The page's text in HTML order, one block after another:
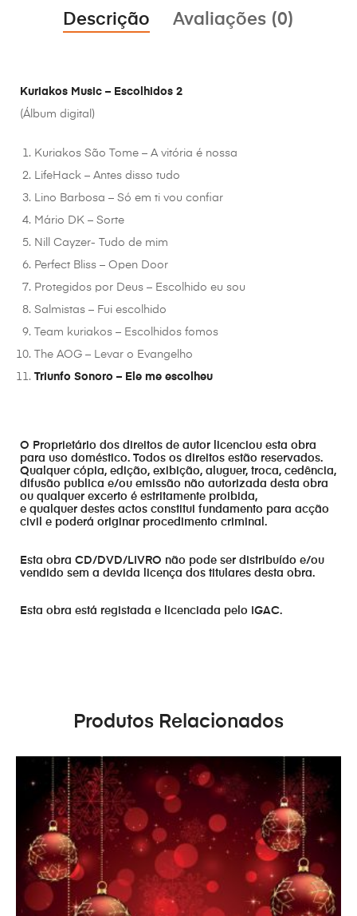
Descrição Avaliações (0)
Kuriakos Music – Escolhidos 2
(Álbum digital)
Kuriakos São Tome – A vitória é nossa
LifeHack – Antes disso tudo
Lino Barbosa – Só em ti vou confiar
Mário DK – Sorte
Nill Cayzer- Tudo de mim
Perfect Bliss – Open Door
Protegidos por Deus – Escolhido eu sou
Salmistas – Fui escolhido
Team kuriakos – Escolhidos fomos
The AOG – Levar o Evangelho
Triunfo Sonoro – Ele me escolheu
O Proprietário dos direitos de autor licenciou esta obra
para uso doméstico. Todos os direitos estão reservados.
Qualquer cópia, edição, exibição, aluguer, troca, cedência,
difusão publica e/ou emissão não autorizada desta obra
ou qualquer excerto é estritamente proibida,
e qualquer destes actos constitui fundamento para acção
civil e poderá originar procedimento criminal.
Esta obra CD/DVD/LIVRO não pode ser distribuído e/ou
vendido sem a devida licença dos titulares desta obra.
Esta obra está registada e licenciada pelo IGAC.
Produtos Relacionados